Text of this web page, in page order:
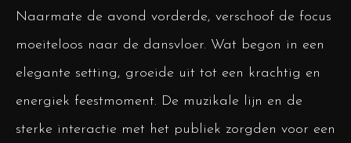
Naarmate de avond vorderde, verschoof de focus
moeiteloos naar de dansvloer. Wat begon in een
elegante setting, groeide uit tot een krachtig en
energiek feestmoment. De muzikale lijn en de
sterke interactie met het publiek zorgden voor een